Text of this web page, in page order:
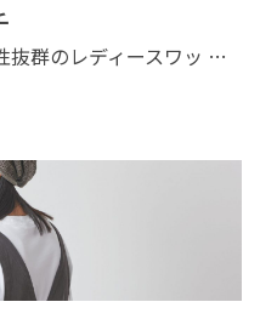
抜群のレディースワッ …